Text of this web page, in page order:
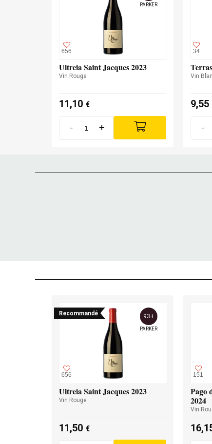
656
PARKER
Ultreia Saint Jacques 2023
Vin Rouge
11,10 €
- +
34
Vin
9,55
-
Recommandé
656
93+
PARKER
Ultreia Saint Jacques 2023
Vin Rouge
11,50 €
151
Pago
2024
Vin